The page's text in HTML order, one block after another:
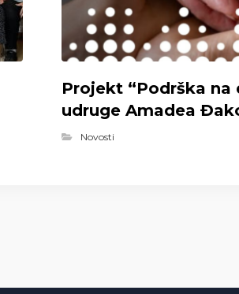
Projekt “Podrška na
udruge Amadea
Novosti